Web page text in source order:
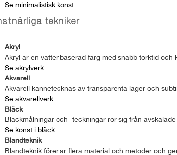
Se minimalistisk konst
tekniker
Akryl
Akryl är en vattenbaserad färg med snabb torktid och
Se akrylverk
Akvarell
Akvarell kännetecknas av transparenta lager och
Se akvarellverk
Bläck
Bläckmålningar och -teckningar rör sig från
Se konst i bläck
Blandteknik
Blandteknik förenar flera material och metoder och